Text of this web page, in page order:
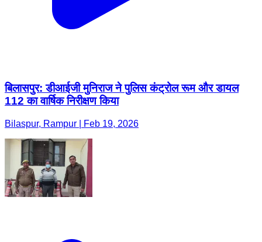
बिलासपुर: डीआईजी मुनिराज ने पुलिस कंट्रोल रूम और डायल
112 का वार्षिक निरीक्षण किया
Bilaspur, Rampur | Feb 19, 2026